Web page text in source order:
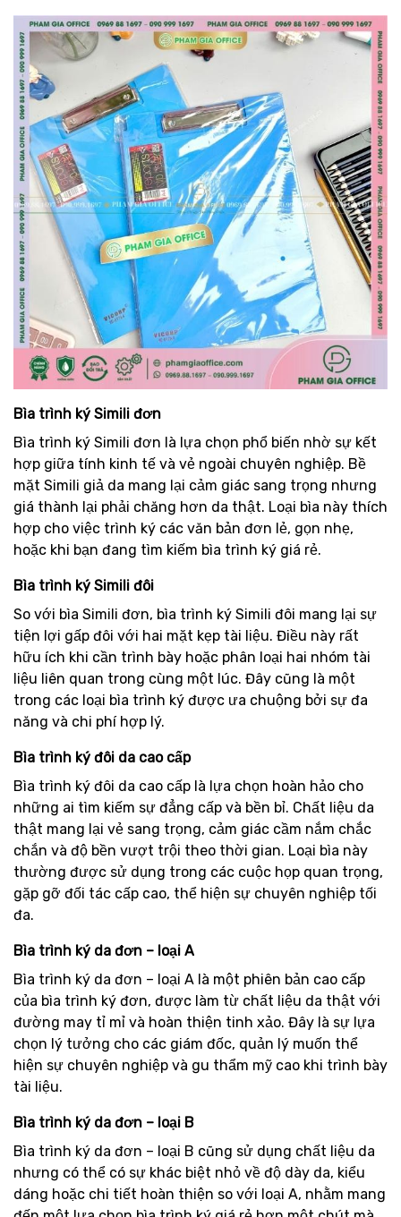
Bìa trình ký Simili đơn
Bìa trình ký Simili đơn là lựa chọn phổ biến nhờ sự kết
hợp giữa tính kinh tế và vẻ ngoài chuyên nghiệp. Bề
mặt Simili giả da mang lại cảm giác sang trọng nhưng
giá thành lại phải chăng hơn da thật. Loại bìa này thích
hợp cho việc trình ký các văn bản đơn lẻ, gọn nhẹ,
hoặc khi bạn đang tìm kiếm bìa trình ký giá rẻ.
Bìa trình ký Simili đôi
So với bìa Simili đơn, bìa trình ký Simili đôi mang lại sự
tiện lợi gấp đôi với hai mặt kẹp tài liệu. Điều này rất
hữu ích khi cần trình bày hoặc phân loại hai nhóm tài
liệu liên quan trong cùng một lúc. Đây cũng là một
trong các loại bìa trình ký được ưa chuộng bởi sự đa
năng và chi phí hợp lý.
Bìa trình ký đôi da cao cấp
Bìa trình ký đôi da cao cấp là lựa chọn hoàn hảo cho
những ai tìm kiếm sự đẳng cấp và bền bỉ. Chất liệu da
thật mang lại vẻ sang trọng, cảm giác cầm nắm chắc
chắn và độ bền vượt trội theo thời gian. Loại bìa này
thường được sử dụng trong các cuộc họp quan trọng,
gặp gỡ đối tác cấp cao, thể hiện sự chuyên nghiệp tối
đa.
Bìa trình ký da đơn – loại A
Bìa trình ký da đơn – loại A là một phiên bản cao cấp
của bìa trình ký đơn, được làm từ chất liệu da thật với
đường may tỉ mỉ và hoàn thiện tinh xảo. Đây là sự lựa
chọn lý tưởng cho các giám đốc, quản lý muốn thể
hiện sự chuyên nghiệp và gu thẩm mỹ cao khi trình bày
tài liệu.
Bìa trình ký da đơn – loại B
Bìa trình ký da đơn – loại B cũng sử dụng chất liệu da
nhưng có thể có sự khác biệt nhỏ về độ dày da, kiểu
dáng hoặc chi tiết hoàn thiện so với loại A, nhằm mang